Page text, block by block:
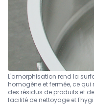
L'amorphisation rend la
homogène et fermée, ce
des résidus de produits et
facilité de nettoyage et